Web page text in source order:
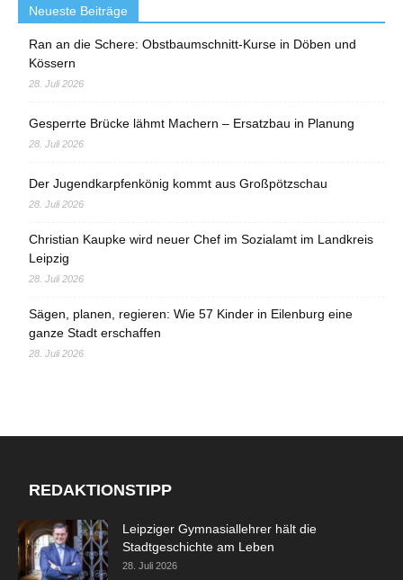
Neueste Beiträge
Ran an die Schere: Obstbaumschnitt-Kurse in Döben und
Kössern
28. Juli 2026
Gesperrte Brücke lähmt Machern – Ersatzbau in Planung
28. Juli 2026
Der Jugendkarpfenkönig kommt aus Großpötzschau
28. Juli 2026
Christian Kaupke wird neuer Chef im Sozialamt im Landkreis
Leipzig
28. Juli 2026
Sägen, planen, regieren: Wie 57 Kinder in Eilenburg eine
ganze Stadt erschaffen
28. Juli 2026
REDAKTIONSTIPP
Leipziger Gymnasiallehrer hält die
Stadtgeschichte am Leben
28. Juli 2026